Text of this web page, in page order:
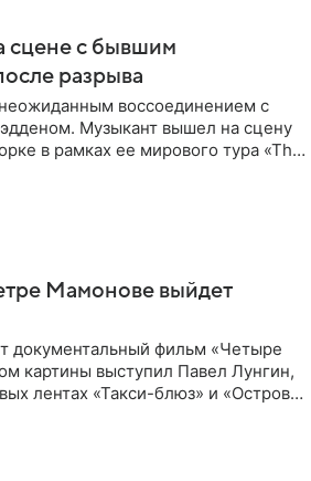
сцене с бывшим
разрыва
воссоединением с
Музыкант вышел на сцену
в рамках ее мирового тура «The
Мамонове выйдет
документальный фильм «Четыре
картины выступил Павел Лунгин,
лентах «Такси-блюз» и «Остров».